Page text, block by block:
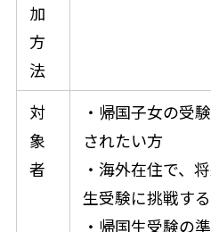
加
方
法
対
象
者
・帰国子女の受
されたい方
・海外在住で、
生受験に挑戦す
・帰国生受験の